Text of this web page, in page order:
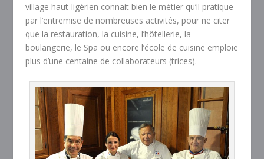
village haut-ligérien connait bien le métier qu’il pratique
par l’entremise de nombreuses activités, pour ne citer
que la restauration, la cuisine, l’hôtellerie, la
boulangerie, le Spa ou encore l’école de cuisine emploie
plus d’une centaine de collaborateurs (trices).